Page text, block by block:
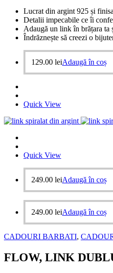
Lucrat din argint 925 și
Detalii impecabile ce îi
Adaugă un link în brățara ta
Îndrăznește să creezi o
129.00 leiAdaugă în coș
Quick View
Quick View
249.00 leiAdaugă în coș
249.00 leiAdaugă în coș
CADOURI BARBATI,
FLOW, LINK